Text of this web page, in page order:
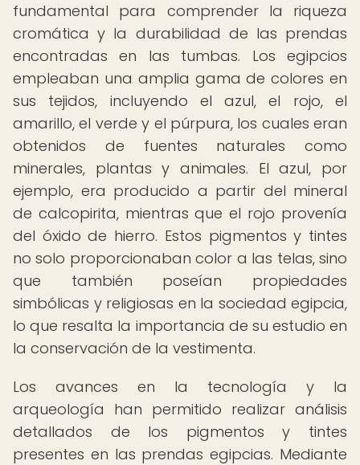
fundamental para comprender la riqueza
cromática y la durabilidad de las prendas
encontradas en las tumbas. Los egipcios
empleaban una amplia gama de colores en
sus tejidos, incluyendo el azul, el rojo, el
amarillo, el verde y el púrpura, los cuales eran
obtenidos de fuentes naturales como
minerales, plantas y animales. El azul, por
ejemplo, era producido a partir del mineral
de calcopirita, mientras que el rojo provenía
del óxido de hierro. Estos pigmentos y tintes
no solo proporcionaban color a las telas, sino
que también poseían propiedades
simbólicas y religiosas en la sociedad egipcia,
lo que resalta la importancia de su estudio en
la conservación de la vestimenta.
Los avances en la tecnología y la
arqueología han permitido realizar análisis
detallados de los pigmentos y tintes
presentes en las prendas egipcias. Mediante